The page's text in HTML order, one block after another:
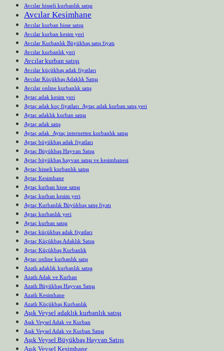
Avcılar hisseli kurbanlık satışı
Avcılar Kesimhane
Avcılar kurban hisse satışı
Avcılar kurban kesim yeri
Avcılar Kurbanlık Büyükbaş satış fiyatı
Avcılar kurbanlık yeri
Avcılar kurban satışı
Avcılar küçükbaş adak fiyatları
Avcılar Küçükbaş Adaklık Satışı
Avcılar online kurbanlık satış
Aytaç adak kesim yeri
Aytaç adak koç fiyatları Aytaç adak kurban satış yeri
Aytaç adaklık kurban satışı
Aytaç adak satış
Aytaç adak Aytaç internetten kurbanlık satışı
Aytaç büyükbaş adak fiyatları
Aytaç Büyükbaş Hayvan Satışı
Aytaç büyükbaş hayvan satışı ve kesimhanesi
Aytaç hisseli kurbanlık satışı
Aytaç Kesimhane
Aytaç kurban hisse satışı
Aytaç kurban kesim yeri
Aytaç Kurbanlık Büyükbaş satış fiyatı
Aytaç kurbanlık yeri
Aytaç kurban satışı
Aytaç küçükbaş adak fiyatları
Aytaç Küçükbaş Adaklık Satışı
Aytaç Küçükbaş Kurbanlık
Aytaç online kurbanlık satış
Azatlı adaklık kurbanlık satışı
Azatlı Adak ve Kurban
Azatlı Büyükbaş Hayvan Satışı
Azatlı Kesimhane
Azatlı Küçükbaş Kurbanlık
Aşık Veysel adaklık kurbanlık satışı
Aşık Veysel Adak ve Kurban
Aşık Veysel Adak ve Kurban Satışı
Aşık Veysel Büyükbaş Hayvan Satışı
Aşık Veysel Kesimhane